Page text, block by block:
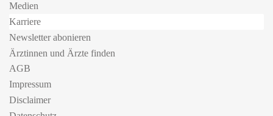
Medien
Karriere
Newsletter abonieren
Ärztinnen und Ärzte finden
AGB
Impressum
Disclaimer